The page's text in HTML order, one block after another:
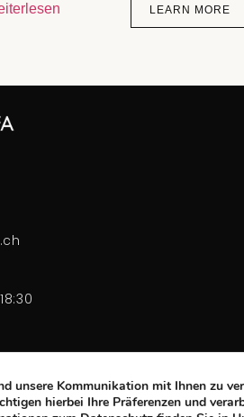
LEARN MORE
Zahlungsmöglichkeiten
unsere Kommunikation mit Ihnen zu
hierbei Ihre Präferenzen und